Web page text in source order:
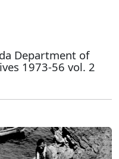
Department of
1973-56 vol. 2